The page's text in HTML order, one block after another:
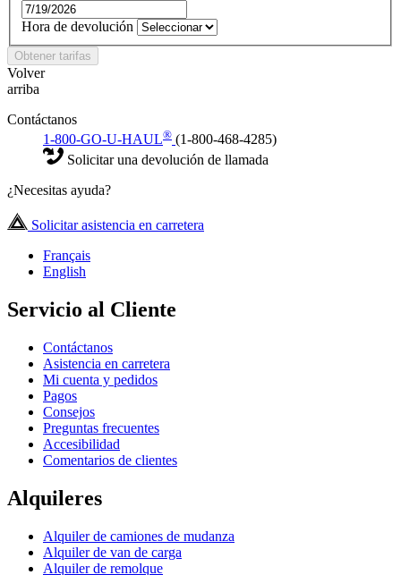
Hora de devolución
Obtener tarifas
Volver
arriba
Contáctanos
1-800-GO-U-HAUL® (1-800-468-4285)
Solicitar una devolución de llamada
¿Necesitas ayuda?
Solicitar asistencia en carretera
Français
English
Servicio al Cliente
Contáctanos
Asistencia en carretera
Mi cuenta y pedidos
Pagos
Consejos
Preguntas frecuentes
Accesibilidad
Comentarios de clientes
Alquileres
Alquiler de camiones de mudanza
Alquiler de van de carga
Alquiler de remolque